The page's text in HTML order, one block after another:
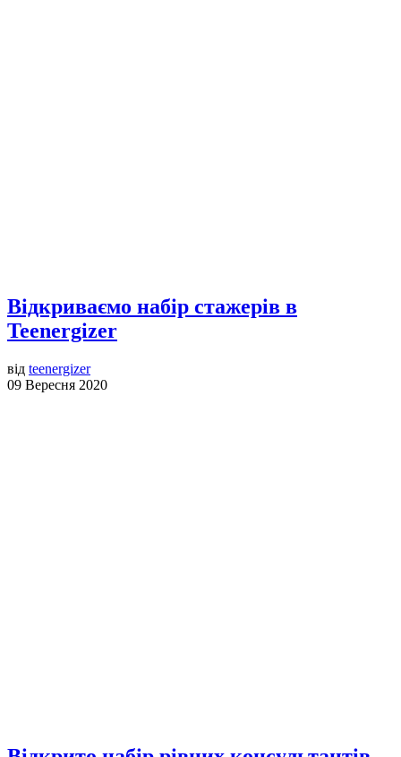
Відкриваємо набір стажерів в
Teenergizer
від teenergizer
09 Вересня 2020